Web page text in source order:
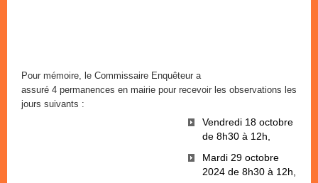
Pour mémoire, le Commissaire Enquêteur a
assuré 4 permanences en mairie pour recevoir les observations les
jours suivants :
Vendredi 18 octobre
de 8h30 à 12h,
Mardi 29 octobre
2024 de 8h30 à 12h,